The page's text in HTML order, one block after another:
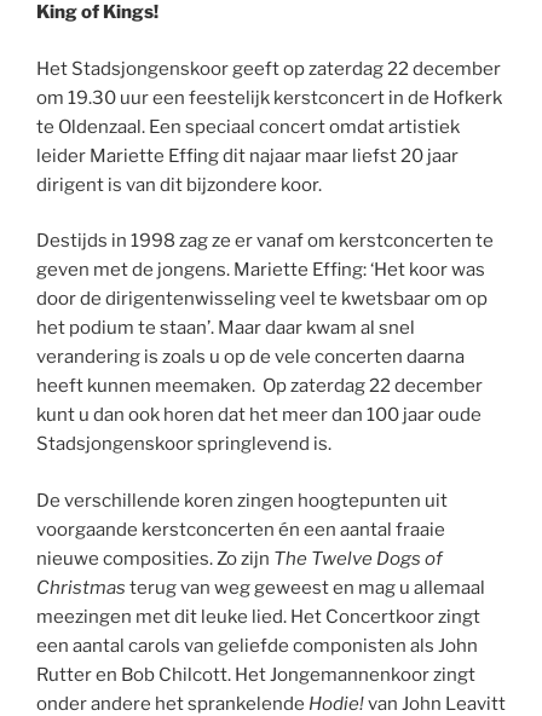
King of Kings!
​Het Stadsjongenskoor geeft op zaterdag 22 december
om 19.30 uur een feestelijk kerstconcert in de Hofkerk
te Oldenzaal. Een speciaal concert omdat artistiek
leider Mariette Effing dit najaar maar liefst 20 jaar
dirigent is van dit bijzondere koor.
Destijds in 1998 zag ze er vanaf om kerstconcerten te
geven met de jongens. Mariette Effing: ‘Het koor was
door de dirigentenwisseling veel te kwetsbaar om op
het podium te staan’. Maar daar kwam al snel
verandering is zoals u op de vele concerten daarna
heeft kunnen meemaken. Op zaterdag 22 december
kunt u dan ook horen dat het meer dan 100 jaar oude
Stadsjongenskoor springlevend is.
De verschillende koren zingen hoogtepunten uit
voorgaande kerstconcerten én een aantal fraaie
nieuwe composities. Zo zijn The Twelve Dogs of
Christmas terug van weg geweest en mag u allemaal
meezingen met dit leuke lied. Het Concertkoor zingt
een aantal carols van geliefde componisten als John
Rutter en Bob Chilcott. Het Jongemannenkoor zingt
onder andere het sprankelende Hodie!van John Leavitt